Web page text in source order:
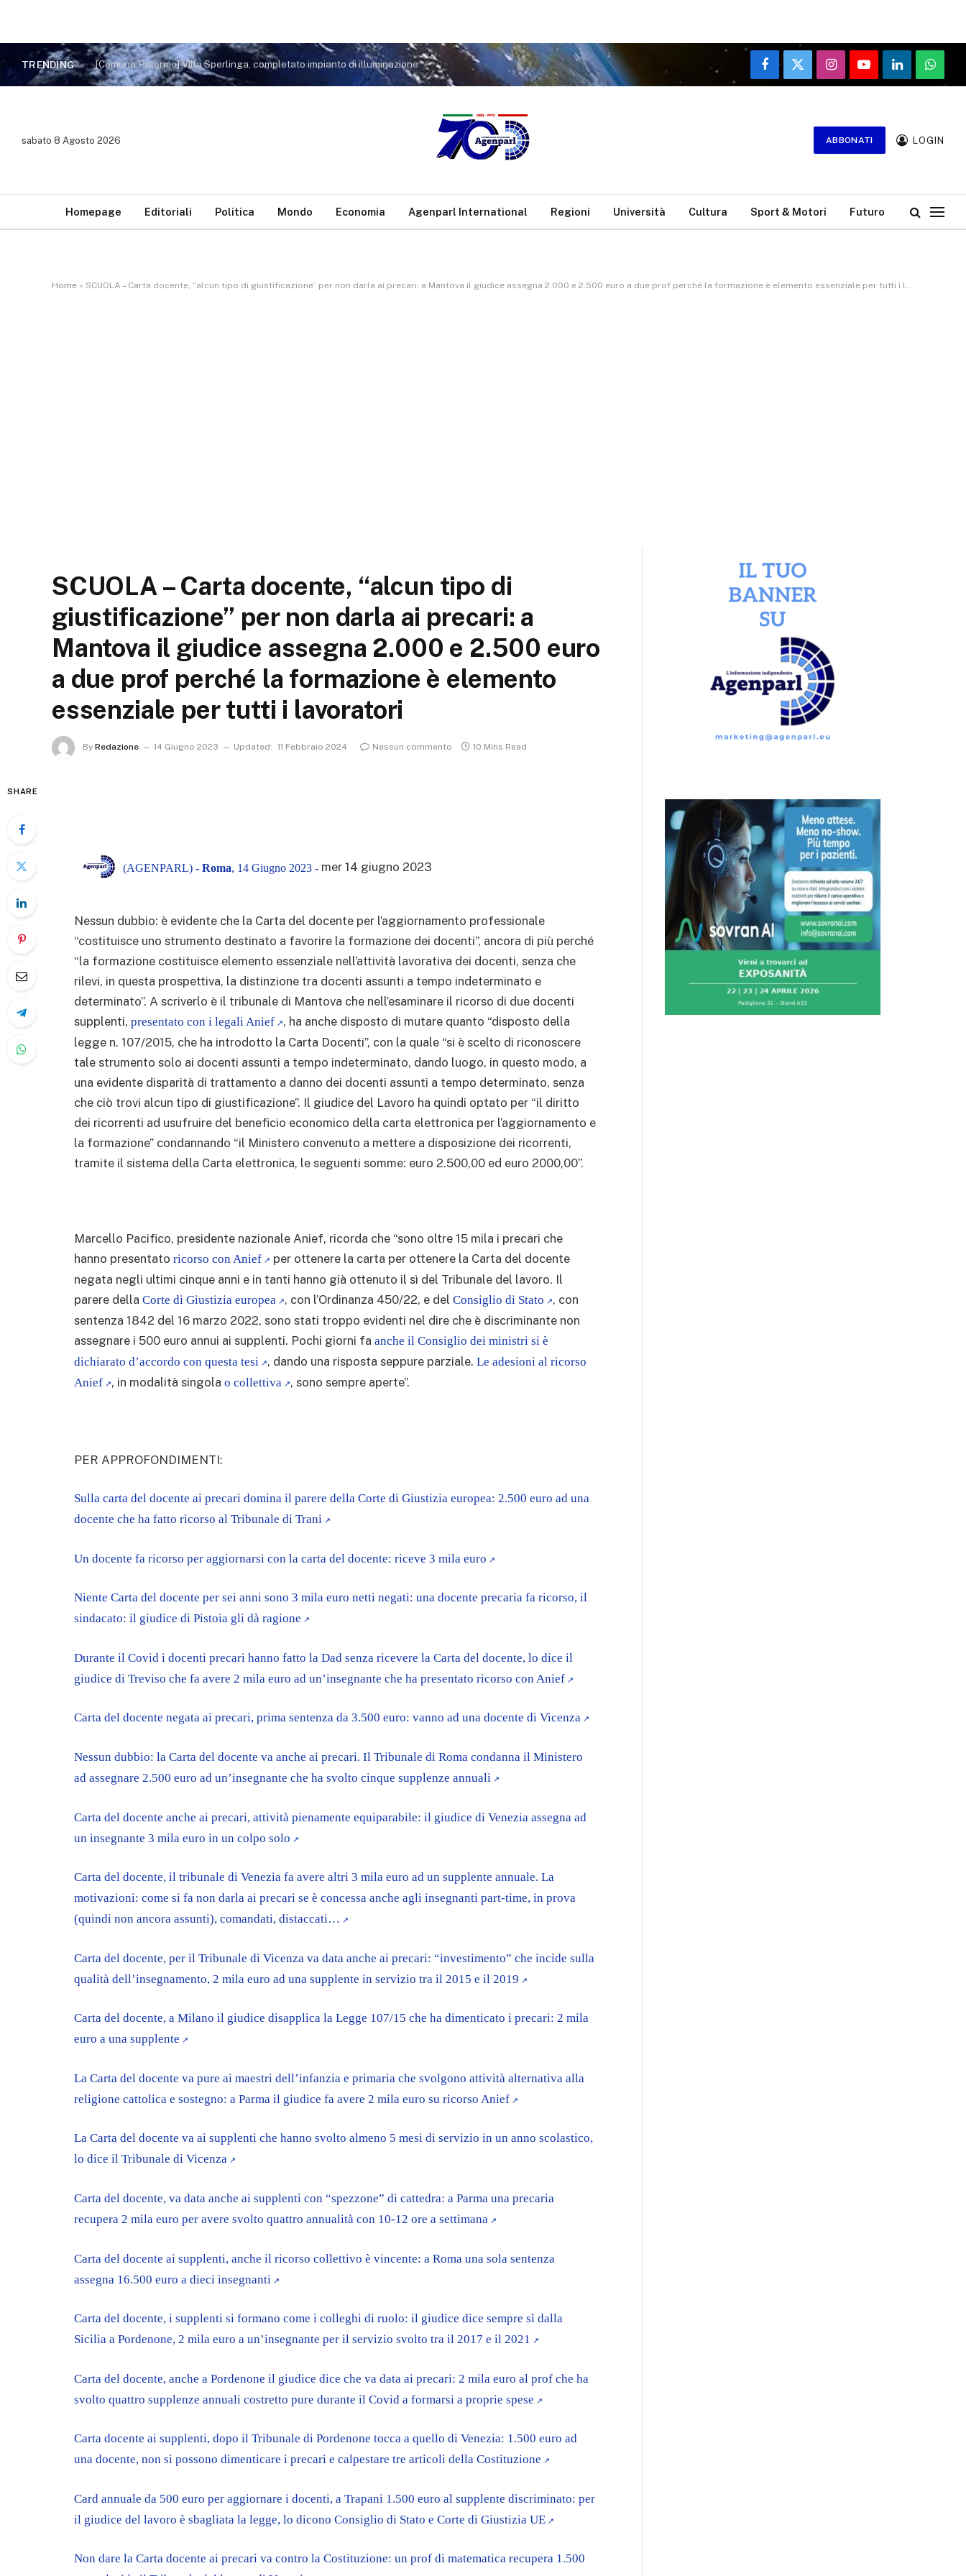
TRENDING [Comune Palermo] Villa Sperlinga, completato impianto di illuminazione
Facebook
X
(Twitter)
InstagramYouTubeLinkedIn
sabato 8 Agosto 2026 ABBONATI LOGIN
Homepage Editoriali Politica Mondo Economia Agenparl International Regioni Università Cultura Sport & Motori Futuro
Home » SCUOLA – Carta docente, “alcun tipo di giustificazione” per non darla ai precari: a Mantova il giudice assegna 2.000 e 2.500 euro a due prof perché la formazione è elemento essenziale per tutti i lavoratori
SCUOLA – Carta docente, “alcun tipo di
giustificazione” per non darla ai precari: a
Mantova il giudice assegna 2.000 e 2.500 euro
a due prof perché la formazione è elemento
essenziale per tutti i lavoratori
By Redazione 14 Giugno 2023 Updated: 11 Febbraio 2024 Nessun commento 10 Mins Read
SHARE
(AGENPARL) - Roma, 14 Giugno 2023 - mer 14 giugno 2023
Nessun dubbio: è evidente che la Carta del docente per l’aggiornamento professionale
“costituisce uno strumento destinato a favorire la formazione dei docenti”, ancora di più perché
“la formazione costituisce elemento essenziale nell’attività lavorativa dei docenti, senza che
rilevi, in questa prospettiva, la distinzione tra docenti assunti a tempo indeterminato e
determinato”. A scriverlo è il tribunale di Mantova che nell’esaminare il ricorso di due docenti
supplenti, presentato con i legali Anief
, ha anche disposto di mutare quanto “disposto della
legge n. 107/2015, che ha introdotto la Carta Docenti”, con la quale “si è scelto di riconoscere
tale strumento solo ai docenti assunti a tempo indeterminato, dando luogo, in questo modo, a
una evidente disparità di trattamento a danno dei docenti assunti a tempo determinato, senza
che ciò trovi alcun tipo di giustificazione”. Il giudice del Lavoro ha quindi optato per “il diritto
dei ricorrenti ad usufruire del beneficio economico della carta elettronica per l’aggiornamento e
la formazione” condannando “il Ministero convenuto a mettere a disposizione dei ricorrenti,
tramite il sistema della Carta elettronica, le seguenti somme: euro 2.500,00 ed euro 2000,00”.
Marcello Pacifico, presidente nazionale Anief, ricorda che “sono oltre 15 mila i precari che
hanno presentato ricorso con Anief
per ottenere la carta per ottenere la Carta del docente
negata negli ultimi cinque anni e in tanti hanno già ottenuto il sì del Tribunale del lavoro. Il
parere della Corte di Giustizia europea , con l’Ordinanza 450/22, e del Consiglio di Stato
, con
sentenza 1842 del 16 marzo 2022, sono stati troppo evidenti nel dire che è discriminante non
assegnare i 500 euro annui ai supplenti. Pochi giorni fa anche il Consiglio dei ministri si è
dichiarato d’accordo con questa tesi
, dando una risposta seppure parziale. Le adesioni al ricorso
Anief
, in modalità singola o collettiva , sono sempre aperte”.
PER APPROFONDIMENTI:
Sulla carta del docente ai precari domina il parere della Corte di Giustizia europea: 2.500 euro ad una
docente che ha fatto ricorso al Tribunale di Trani
Un docente fa ricorso per aggiornarsi con la carta del docente: riceve 3 mila euro
Niente Carta del docente per sei anni sono 3 mila euro netti negati: una docente precaria fa ricorso, il
sindacato: il giudice di Pistoia gli dà ragione
Durante il Covid i docenti precari hanno fatto la Dad senza ricevere la Carta del docente, lo dice il
giudice di Treviso che fa avere 2 mila euro ad un’insegnante che ha presentato ricorso con Anief
Carta del docente negata ai precari, prima sentenza da 3.500 euro: vanno ad una docente di Vicenza
Nessun dubbio: la Carta del docente va anche ai precari. Il Tribunale di Roma condanna il Ministero
ad assegnare 2.500 euro ad un’insegnante che ha svolto cinque supplenze annuali
Carta del docente anche ai precari, attività pienamente equiparabile: il giudice di Venezia assegna ad
un insegnante 3 mila euro in un colpo solo
Carta del docente, il tribunale di Venezia fa avere altri 3 mila euro ad un supplente annuale. La
motivazioni: come si fa non darla ai precari se è concessa anche agli insegnanti part-time, in prova
(quindi non ancora assunti), comandati, distaccati…
Carta del docente, per il Tribunale di Vicenza va data anche ai precari: “investimento” che incide sulla
qualità dell’insegnamento, 2 mila euro ad una supplente in servizio tra il 2015 e il 2019
Carta del docente, a Milano il giudice disapplica la Legge 107/15 che ha dimenticato i precari: 2 mila
euro a una supplente
La Carta del docente va pure ai maestri dell’infanzia e primaria che svolgono attività alternativa alla
religione cattolica e sostegno: a Parma il giudice fa avere 2 mila euro su ricorso Anief
La Carta del docente va ai supplenti che hanno svolto almeno 5 mesi di servizio in un anno scolastico,
lo dice il Tribunale di Vicenza
Carta del docente, va data anche ai supplenti con “spezzone” di cattedra: a Parma una precaria
recupera 2 mila euro per avere svolto quattro annualità con 10-12 ore a settimana
Carta del docente ai supplenti, anche il ricorso collettivo è vincente: a Roma una sola sentenza
assegna 16.500 euro a dieci insegnanti
Carta del docente, i supplenti si formano come i colleghi di ruolo: il giudice dice sempre sì dalla
Sicilia a Pordenone, 2 mila euro a un’insegnante per il servizio svolto tra il 2017 e il 2021
Carta del docente, anche a Pordenone il giudice dice che va data ai precari: 2 mila euro al prof che ha
svolto quattro supplenze annuali costretto pure durante il Covid a formarsi a proprie spese
Carta docente ai supplenti, dopo il Tribunale di Pordenone tocca a quello di Venezia: 1.500 euro ad
una docente, non si possono dimenticare i precari e calpestare tre articoli della Costituzione
Card annuale da 500 euro per aggiornare i docenti, a Trapani 1.500 euro al supplente discriminato: per
il giudice del lavoro è sbagliata la legge, lo dicono Consiglio di Stato e Corte di Giustizia UE
Non dare la Carta docente ai precari va contro la Costituzione: un prof di matematica recupera 1.500